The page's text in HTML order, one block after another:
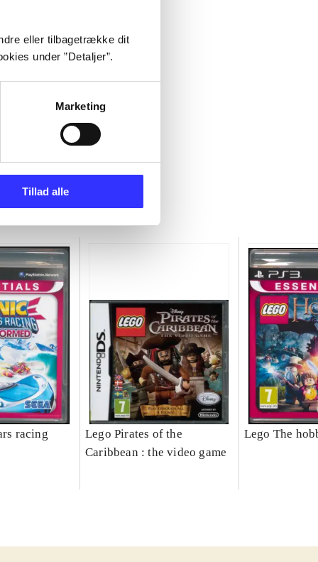
eller tilbagetrække dit
under ”Detaljer”.
Marketing
Tillad alle
racing
Lego Pirates of the
Caribbean : the video game
Lego The